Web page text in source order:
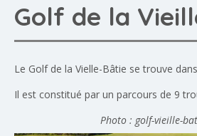
Golf de la
Le Golf de la Vielle-Bâtie se trouve
Il est constitué par un parcours de 9
Photo : golf-vieille-